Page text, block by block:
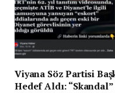
Viyana Söz Partisi
Hedef Aldı: